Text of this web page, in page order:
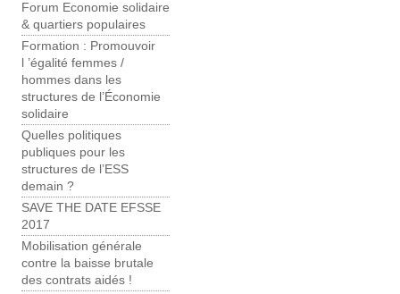
Forum Economie solidaire
& quartiers populaires
Formation : Promouvoir
l ’égalité femmes /
hommes dans les
structures de l’Économie
solidaire
Quelles politiques
publiques pour les
structures de l’ESS
demain ?
SAVE THE DATE EFSSE
2017
Mobilisation générale
contre la baisse brutale
des contrats aidés !